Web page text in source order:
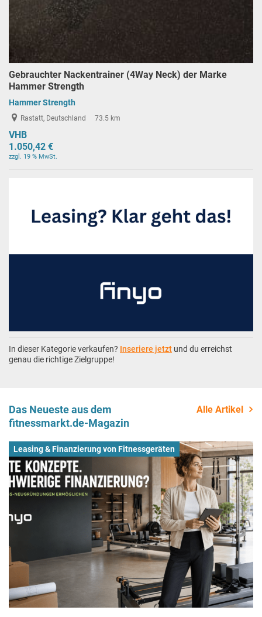
Gebrauchter Nackentrainer (4Way Neck) der Marke
Hammer Strength
Hammer Strength
Rastatt, Deutschland 73.5 km
VHB
1.050,42 €
zzgl. 19 % MwSt.
In dieser Kategorie verkaufen? Inseriere jetzt und du erreichst
genau die richtige Zielgruppe!
Das Neueste aus dem
fitnessmarkt.de-Magazin
Alle Artikel
Leasing & Finanzierung von Fitnessgeräten